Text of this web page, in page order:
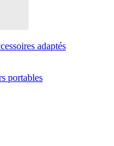
adaptés
portables